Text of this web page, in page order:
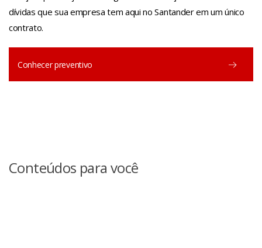
dívidas que sua empresa tem aqui no Santander em um único
contrato.
Conhecer preventivo
Conteúdos para você